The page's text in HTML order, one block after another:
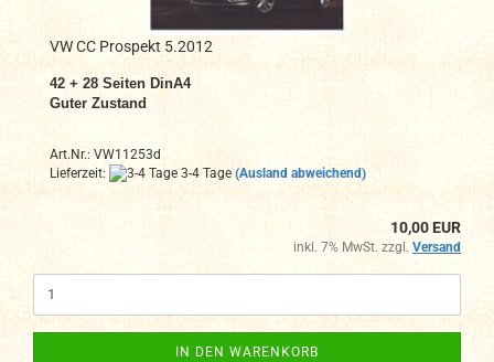
VW CC Prospekt 5.2012
42 + 28 Seiten DinA4
Guter Zustand
Art.Nr.: VW11253d
Lieferzeit:
3-4 Tage (Ausland abweichend)
10,00 EUR
inkl. 7% MwSt. zzgl. Versand
IN DEN WARENKORB